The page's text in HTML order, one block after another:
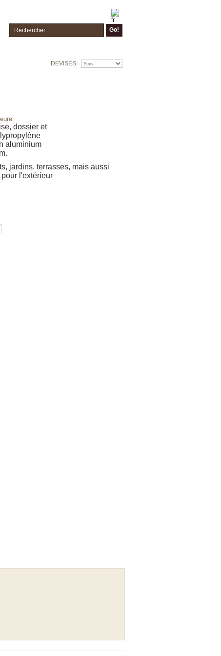
Go!
DEVISES:
dossier et
aluminium
jardins, terrasses, mais aussi
l'extérieur